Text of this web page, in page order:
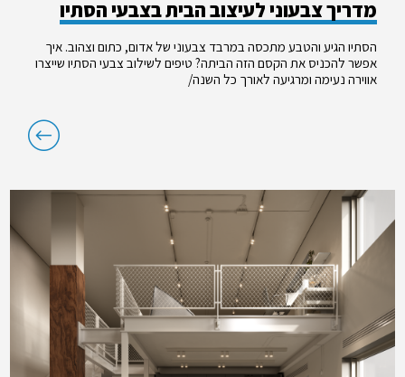
מדריך צבעוני לעיצוב הבית בצבעי הסתיו
הסתיו הגיע והטבע מתכסה במרבד צבעוני של אדום, כתום וצהוב. איך
אפשר להכניס את הקסם הזה הביתה? טיפים לשילוב צבעי הסתיו שייצרו
אווירה נעימה ומרגיעה לאורך כל השנה/